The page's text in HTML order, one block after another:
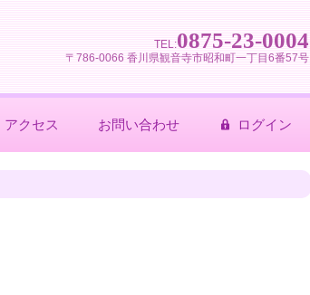
TEL:0875-23-0004
〒786-0066 香川県観音寺市昭和町一丁目6番57号
アクセス お問い合わせ ログイン